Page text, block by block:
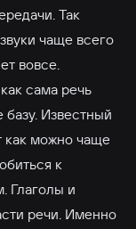
Так
чаще всего
вовсе.
сама речь
Известный
как можно чаще
к
Глаголы и
речи. Именно